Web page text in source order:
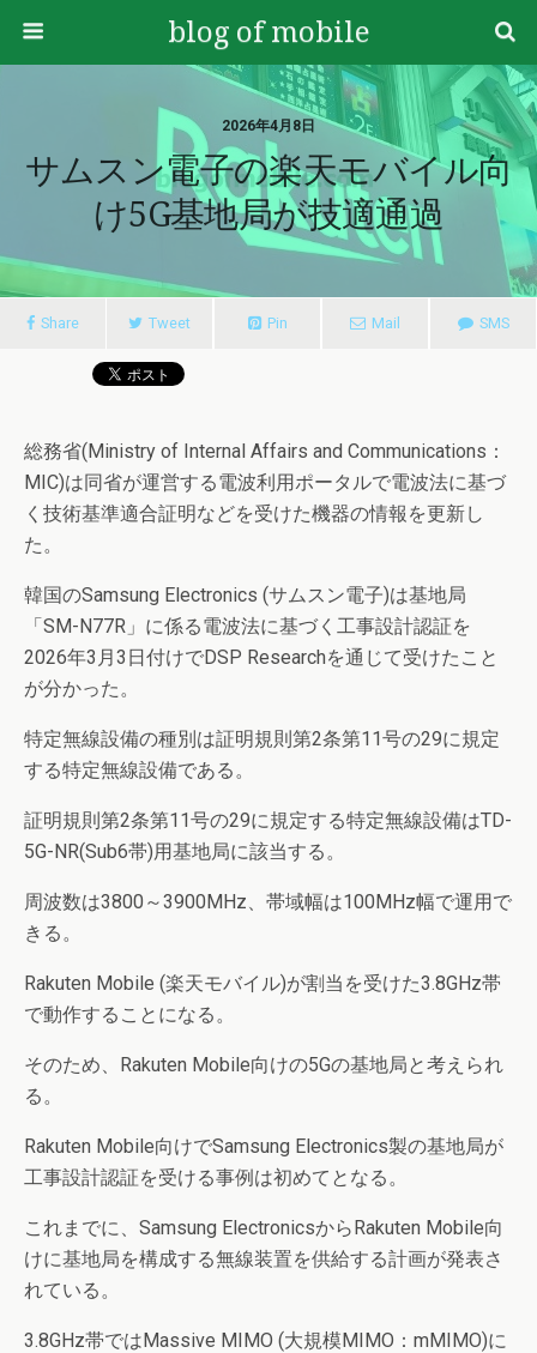
blog of mobile
2026年4月8日
サムスン電子の楽天モバイル向
け5G基地局が技適通過
Share Tweet Pin Mail SMS
総務省(Ministry of Internal Affairs and Communications：
MIC)は同省が運営する電波利用ポータルで電波法に基づ
く技術基準適合証明などを受けた機器の情報を更新し
た。
韓国のSamsung Electronics (サムスン電子)は基地局
「SM-N77R」に係る電波法に基づく工事設計認証を
2026年3月3日付けでDSP Researchを通じて受けたこと
が分かった。
特定無線設備の種別は証明規則第2条第11号の29に規定
する特定無線設備である。
証明規則第2条第11号の29に規定する特定無線設備はTD-
5G-NR(Sub6帯)用基地局に該当する。
周波数は3800～3900MHz、帯域幅は100MHz幅で運用で
きる。
Rakuten Mobile (楽天モバイル)が割当を受けた3.8GHz帯
で動作することになる。
そのため、Rakuten Mobile向けの5Gの基地局と考えられ
る。
Rakuten Mobile向けでSamsung Electronics製の基地局が
工事設計認証を受ける事例は初めてとなる。
これまでに、Samsung ElectronicsからRakuten Mobile向
けに基地局を構成する無線装置を供給する計画が発表さ
れている。
3.8GHz帯ではMassive MIMO (大規模MIMO：mMIMO)に